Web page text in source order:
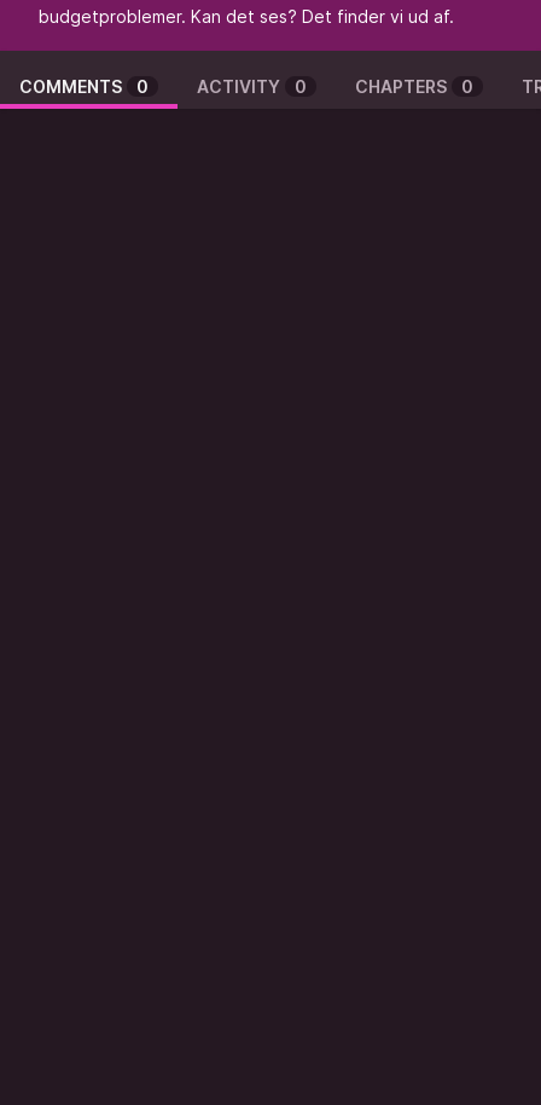
budgetproblemer. Kan det ses? Det finder vi ud af.
COMMENTS 0 ACTIVITY 0 CHAPTERS 0